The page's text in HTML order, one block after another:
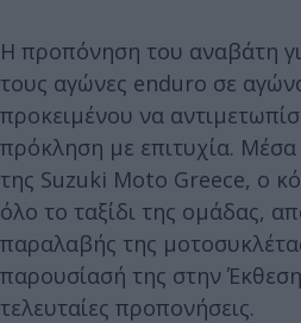
Η προπόνηση του αναβάτη
τους αγώνες enduro σε
προκειμένου να
πρόκληση με επιτυχία.
της Suzuki Moto Greece, ο
όλο το ταξίδι της ομάδας,
παραλαβής της
παρουσίασή της στην
τελευταίες προπονήσεις.